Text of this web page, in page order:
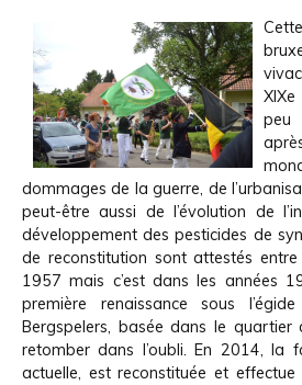
peu
dommages de la guerre, de
peut-être aussi de l’évolution de
développement des pesticides de
de reconstitution sont attestés
1957 mais c’est dans les années
première renaissance sous
Bergspelers, basée dans le
retomber dans l’oubli. En 2014, la
actuelle, est reconstituée et